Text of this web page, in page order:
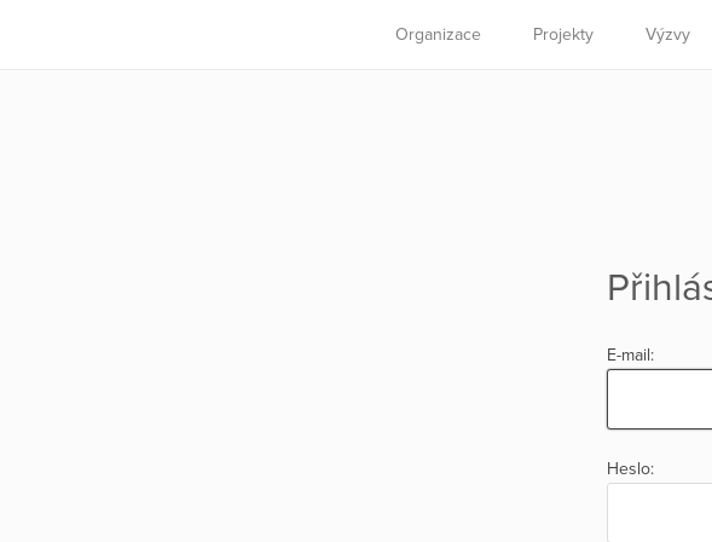
Organizace Projekty Výzvy
E-mail:
Heslo: